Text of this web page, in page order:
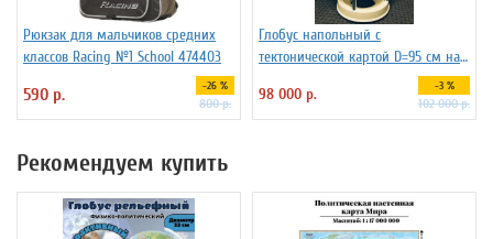
Рюкзак для мальчиков средних
классов Racing №1 School 474403
590 р. -26 %
800 р.
Глобус напольный с
тектонической картой D=95 см на
98 000 р. -3 %
102 000 р.
Рекомендуем купить